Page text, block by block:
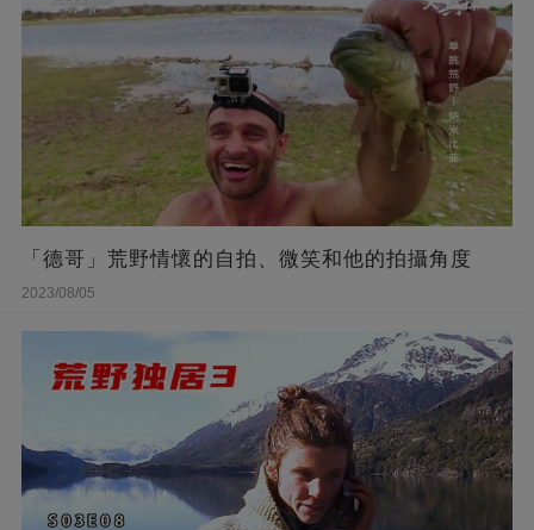
「德哥」荒野情懷的自拍、微笑和他的拍攝角度
2023/08/05